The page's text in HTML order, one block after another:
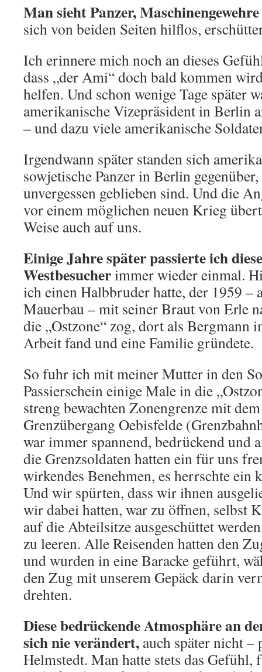
Man sieht Panzer,
sich von beiden Seiten hilflos,
Ich erinnere mich noch an dieses
dass „der Ami“ doch bald kommen
helfen. Und schon wenige Tage später
amerikanische Vizepräsident in Berlin
– und dazu viele amerikanische
Irgendwann später standen sich
sowjetische Panzer in Berlin
unvergessen geblieben sind. Und die
vor einem möglichen neuen Krieg
Weise auch auf uns.
Einige Jahre später passierte ich
Westbesucherimmer wieder einmal.
ich einen Halbbruder hatte, der 1959 –
Mauerbau – mit seiner Braut von Erle
die „Ostzone“ zog, dort als Bergmann
Arbeit fand und eine Familie gründete.
So fuhr ich mit meiner Mutter in den
Passierschein einige Male in die
streng bewachten Zonengrenze mit
Grenzübergang Oebisfelde
war immer spannend, bedrückend und
die Grenzsoldaten hatten ein für uns
wirkendes Benehmen, es herrschte ein
Und wir spürten, dass wir ihnen
wir dabei hatten, war zu öffnen, selbst
auf die Abteilsitze ausgeschüttet
zu leeren. Alle Reisenden hatten den
und wurden in eine Baracke geführt,
den Zug mit unserem Gepäck darin
drehten.
Diese bedrückende Atmosphäre an
sich nie verändert, auch später nicht –
Helmstedt. Man hatte stets das Gefühl,